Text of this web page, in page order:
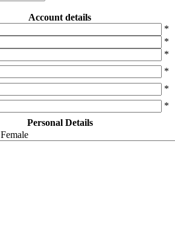
Account details
*
*
*
*
*
*
Personal Details
Female